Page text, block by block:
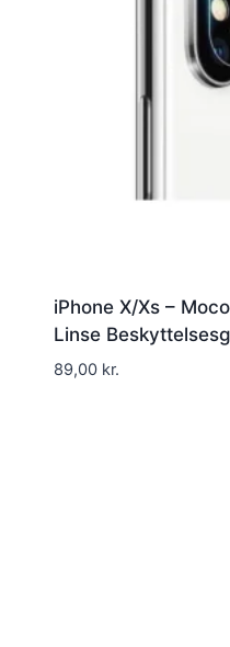
iPhone X/Xs –
Linse
89,00 kr.